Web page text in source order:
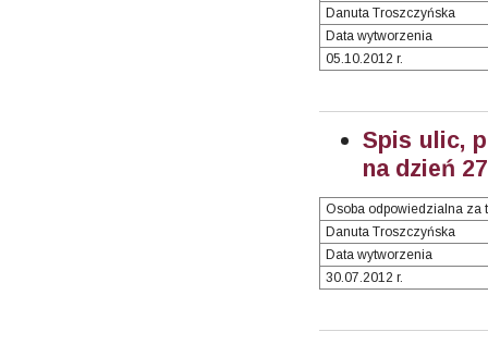
Danuta Troszczyńska
Data wytworzenia
05.10.2012 r.
Spis ulic,
na dzień
Osoba odpowiedzialna za
Danuta Troszczyńska
Data wytworzenia
30.07.2012 r.